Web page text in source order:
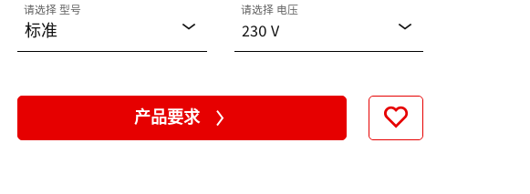
标准
请选择 型号
230 V
请选择 电压
产品要求